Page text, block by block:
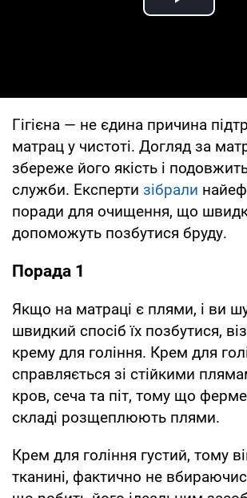
Play
Гігієна — не єдина причина
матрац у чистоті. Догляд за
збереже його якість і
служби. Експерти зібрали
поради для очищення, що
допоможуть позбутися бруду.
Порада 1
Якщо на матраці є плями, і ви
швидкий спосіб їх позбутися,
крему для гоління. Крем для
справляється зі стійкими
кров, сеча та піт, тому що
складі розщеплюють плями.
Крем для гоління густий, тому
тканині, фактично не